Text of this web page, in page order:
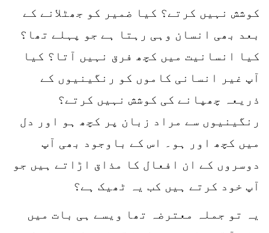
کوشش نہیں کرتے؟ کیا ضمیر کو جھٹلانے کے
بعد بھی انسان وہی رہتا ہے جو پہلے تھا؟
کیا انسانیت میں کچھ فرق نہیں آتا؟ کیا
آپ غیر انسانی کاموں کو رنگینیوں کے
ذریعہ چھپانے کی کوشش نہیں کرتے؟
رنگینیوں سے مراد زبان پر کچھ ہو اور دل
میں کچھ اور ہو۔ اس کے باوجود بھی آپ
دوسروں کے ان افعال کا مذاق اڑاتے ہیں جو
آپ خود کرتے ہیں کب یہ ٹھیک ہے؟
یہ تو جملہ معترضہ تھا ویسے ہی بات میں